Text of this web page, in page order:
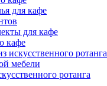
для кафе
для кафе
кафе
искусственного ротанга
мебели
ротанга